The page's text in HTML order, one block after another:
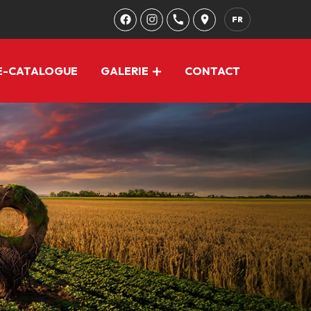
FR
CATALOGUE GALERIE CONTACT